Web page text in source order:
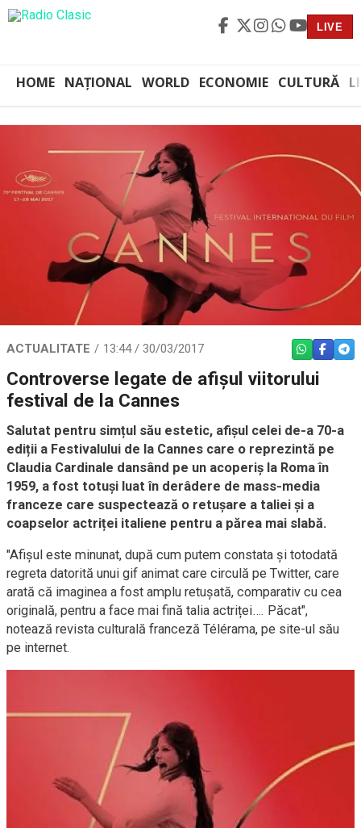
LIVE
HOME NAȚIONAL WORLD ECONOMIE CULTURĂ
ACTUALITATE 13:44 / 30/03/2017 WHATSAPP
Controverse legate de afișul viitorului
festival de la Cannes
Salutat pentru simțul său estetic, afișul celei de-a 70-a
ediții a Festivalului de la Cannes care o reprezintă pe
Claudia Cardinale dansând pe un acoperiș la Roma în
1959, a fost totuși luat în derâdere de mass-media
franceze care suspectează o retușare a taliei și a
coapselor actriței italiene pentru a părea mai slabă.
"Afișul este minunat, după cum putem constata și totodată
regreta datorită unui gif animat care circulă pe Twitter, care
arată că imaginea a fost amplu retușată, comparativ cu cea
originală, pentru a face mai fină talia actriței…. Păcat",
notează revista culturală franceză Télérama, pe site-ul său
pe internet.